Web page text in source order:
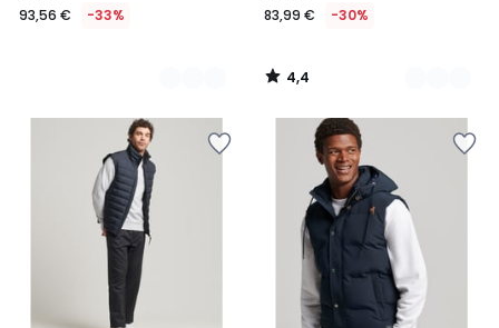
93,56 € -33% 83,99 € -30%
4,4
/